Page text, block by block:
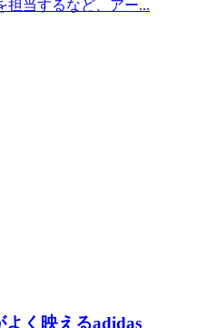
担当するなど、アー...
く映えるadidas